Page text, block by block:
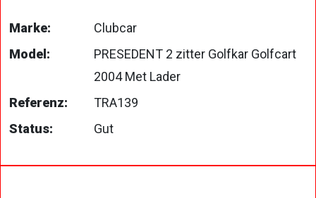
Marke:
Clubcar
Model:
PRESEDENT 2 zitter Golfkar Golfcart
2004 Met Lader
Referenz:
TRA139
Status:
Gut